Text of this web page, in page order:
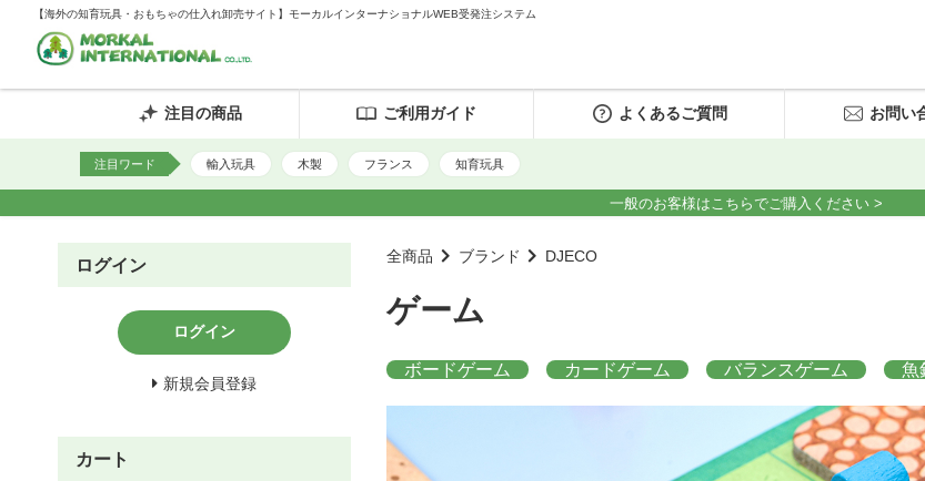
【海外の知育玩具・おもちゃの仕入れ卸売サイト】モーカルインターナショナルWEB受発注システム
注目の商品 ご利用ガイド よくあるご質問 お問い
注目ワード 輸入玩具 木製 フランス 知育玩具
一般のお客様はこちらでご購入ください >
全商品 ブランド DJECO
ゲーム
ボードゲーム カードゲーム バランスゲーム 魚
ログイン
ログイン
新規会員登録
カート